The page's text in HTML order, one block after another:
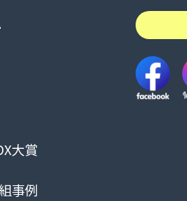
大賞
事例